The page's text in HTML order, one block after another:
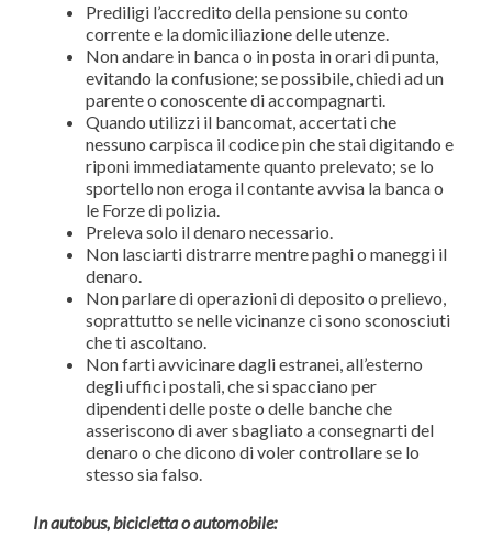
Prediligi l’accredito della pensione su conto
corrente e la domiciliazione delle utenze.
Non andare in banca o in posta in orari di punta,
evitando la confusione; se possibile, chiedi ad un
parente o conoscente di accompagnarti.
Quando utilizzi il bancomat, accertati che
nessuno carpisca il codice pin che stai digitando e
riponi immediatamente quanto prelevato; se lo
sportello non eroga il contante avvisa la banca o
le Forze di polizia.
Preleva solo il denaro necessario.
Non lasciarti distrarre mentre paghi o maneggi il
denaro.
Non parlare di operazioni di deposito o prelievo,
soprattutto se nelle vicinanze ci sono sconosciuti
che ti ascoltano.
Non farti avvicinare dagli estranei, all’esterno
degli uffici postali, che si spacciano per
dipendenti delle poste o delle banche che
asseriscono di aver sbagliato a consegnarti del
denaro o che dicono di voler controllare se lo
stesso sia falso.
In autobus, bicicletta o automobile: